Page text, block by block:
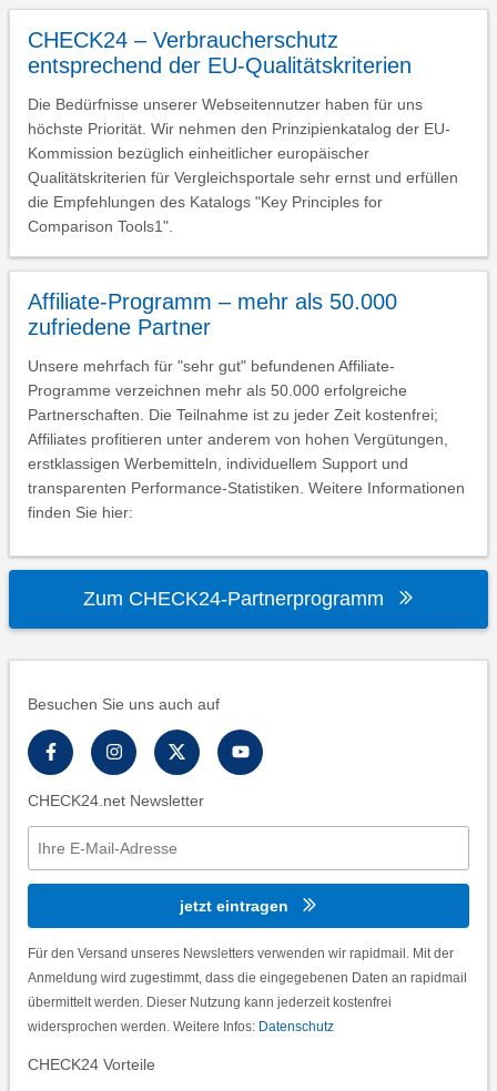
Besuchen Sie uns auch auf
CHECK24.net Newsletter
jetzt eintragen
Für den Versand unseres Newsletters verwenden wir rapidmail. Mit der
Anmeldung wird zugestimmt, dass die eingegebenen Daten an rapidmail
übermittelt werden. Dieser Nutzung kann jederzeit kostenfrei
widersprochen werden. Weitere Infos: Datenschutz
CHECK24 Vorteile
CHECK24 – Verbraucherschutz
entsprechend der EU-Qualitätskriterien
Die Bedürfnisse unserer Webseitennutzer haben für uns
höchste Priorität. Wir nehmen den Prinzipienkatalog der EU-
Kommission bezüglich einheitlicher europäischer
Qualitätskriterien für Vergleichsportale sehr ernst und erfüllen
die Empfehlungen des Katalogs "Key Principles for
Comparison Tools1".
Affiliate-Programm – mehr als 50.000
zufriedene Partner
Unsere mehrfach für "sehr gut" befundenen Affiliate-
Programme verzeichnen mehr als 50.000 erfolgreiche
Partnerschaften. Die Teilnahme ist zu jeder Zeit kostenfrei;
Affiliates profitieren unter anderem von hohen Vergütungen,
erstklassigen Werbemitteln, individuellem Support und
transparenten Performance-Statistiken. Weitere Informationen
finden Sie hier:
Zum CHECK24-Partnerprogramm